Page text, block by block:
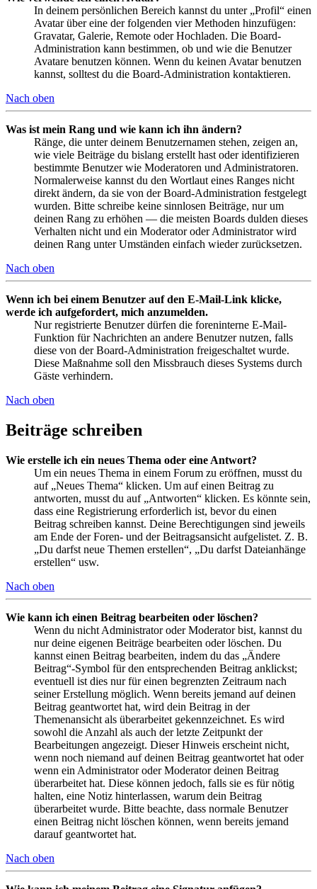
In deinem persönlichen Bereich kannst du unter „Profil“ einen
Avatar über eine der folgenden vier Methoden hinzufügen:
Gravatar, Galerie, Remote oder Hochladen. Die Board-
Administration kann bestimmen, ob und wie die Benutzer
Avatare benutzen können. Wenn du keinen Avatar benutzen
kannst, solltest du die Board-Administration kontaktieren.
Nach oben
Was ist mein Rang und wie kann ich ihn ändern?
Ränge, die unter deinem Benutzernamen stehen, zeigen an,
wie viele Beiträge du bislang erstellt hast oder identifizieren
bestimmte Benutzer wie Moderatoren und Administratoren.
Normalerweise kannst du den Wortlaut eines Ranges nicht
direkt ändern, da sie von der Board-Administration festgelegt
wurden. Bitte schreibe keine sinnlosen Beiträge, nur um
deinen Rang zu erhöhen — die meisten Boards dulden dieses
Verhalten nicht und ein Moderator oder Administrator wird
deinen Rang unter Umständen einfach wieder zurücksetzen.
Nach oben
Wenn ich bei einem Benutzer auf den E-Mail-Link klicke,
werde ich aufgefordert, mich anzumelden.
Nur registrierte Benutzer dürfen die foreninterne E-Mail-
Funktion für Nachrichten an andere Benutzer nutzen, falls
diese von der Board-Administration freigeschaltet wurde.
Diese Maßnahme soll den Missbrauch dieses Systems durch
Gäste verhindern.
Nach oben
Beiträge schreiben
Wie erstelle ich ein neues Thema oder eine Antwort?
Um ein neues Thema in einem Forum zu eröffnen, musst du
auf „Neues Thema“ klicken. Um auf einen Beitrag zu
antworten, musst du auf „Antworten“ klicken. Es könnte sein,
dass eine Registrierung erforderlich ist, bevor du einen
Beitrag schreiben kannst. Deine Berechtigungen sind jeweils
am Ende der Foren- und der Beitragsansicht aufgelistet. Z. B.
„Du darfst neue Themen erstellen“, „Du darfst Dateianhänge
erstellen“ usw.
Nach oben
Wie kann ich einen Beitrag bearbeiten oder löschen?
Wenn du nicht Administrator oder Moderator bist, kannst du
nur deine eigenen Beiträge bearbeiten oder löschen. Du
kannst einen Beitrag bearbeiten, indem du das „Ändere
Beitrag“-Symbol für den entsprechenden Beitrag anklickst;
eventuell ist dies nur für einen begrenzten Zeitraum nach
seiner Erstellung möglich. Wenn bereits jemand auf deinen
Beitrag geantwortet hat, wird dein Beitrag in der
Themenansicht als überarbeitet gekennzeichnet. Es wird
sowohl die Anzahl als auch der letzte Zeitpunkt der
Bearbeitungen angezeigt. Dieser Hinweis erscheint nicht,
wenn noch niemand auf deinen Beitrag geantwortet hat oder
wenn ein Administrator oder Moderator deinen Beitrag
überarbeitet hat. Diese können jedoch, falls sie es für nötig
halten, eine Notiz hinterlassen, warum dein Beitrag
überarbeitet wurde. Bitte beachte, dass normale Benutzer
einen Beitrag nicht löschen können, wenn bereits jemand
darauf geantwortet hat.
Nach oben